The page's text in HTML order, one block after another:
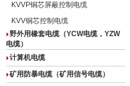
KVVP铜芯屏蔽控制电缆
KVV铜芯控制电缆
野外用橡套电缆（YCW电缆，YZW
电缆）
计算机电缆
矿用防暴电缆（矿用信号电缆）